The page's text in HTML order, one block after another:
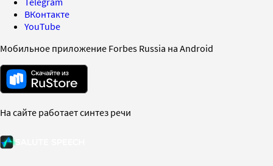
ВКонтакте
YouTube
Мобильное приложение Forbes Russia на Android
На сайте работает синтез речи